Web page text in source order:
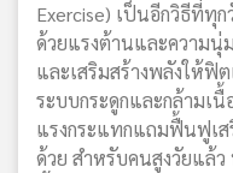
Exercise) เป็นอีกวิธีที่ทุ
ด้วยแรงต้านและความนุ่
และเสริมสร้างพลังให้ฟิ
ระบบกระดูกและกล้ามเนื้
แรงกระแทกแถมฟื้นฟูเส
ด้วย สำหรับคนสูงวัยแล้ว